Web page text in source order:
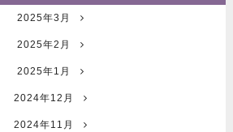
2025年3月
2025年2月
2025年1月
2024年12月
2024年11月